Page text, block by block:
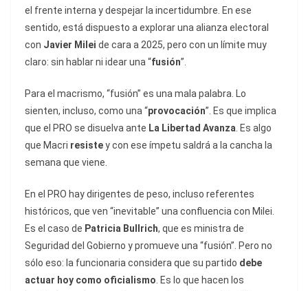
el frente interna y despejar la incertidumbre. En ese
sentido, está dispuesto a explorar una alianza electoral
con Javier Milei de cara a 2025, pero con un límite muy
claro: sin hablar ni idear una “fusión”.
Para el macrismo, “fusión” es una mala palabra. Lo
sienten, incluso, como una “provocación”. Es que implica
que el PRO se disuelva ante La Libertad Avanza. Es algo
que Macri resistey con ese ímpetu saldrá a la cancha la
semana que viene.
En el PRO hay dirigentes de peso, incluso referentes
históricos, que ven “inevitable” una confluencia con Milei.
Es el caso de Patricia Bullrich, que es ministra de
Seguridad del Gobierno y promueve una “fusión”. Pero no
sólo eso: la funcionaria considera que su partido debe
actuar hoy como oficialismo. Es lo que hacen los